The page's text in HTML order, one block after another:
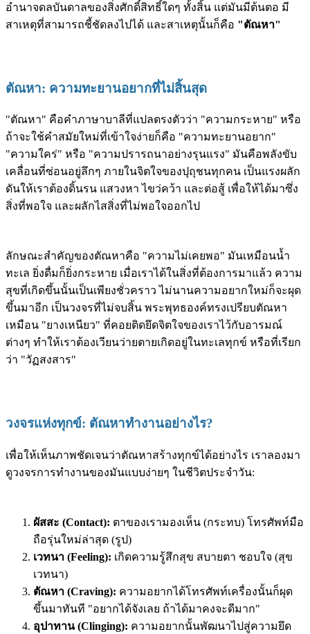
อำนาจดลบันดาลของสิ่งศักดิ์สิทธิ์ใดๆ ทั้งสิ้น แต่มันมีต้นตอ มี
สาเหตุที่สามารถชี้ชัดลงไปได้ และสาเหตุนั้นก็คือ "ตัณหา"
ตัณหา: ความทะยานอยากที่ไม่สิ้นสุด
"ตัณหา" คือคำภาษาบาลีที่แปลตรงตัวว่า "ความกระหาย" หรือ
ถ้าจะใช้คำสมัยใหม่ที่เข้าใจง่ายก็คือ "ความทะยานอยาก"
"ความใคร่" หรือ "ความปรารถนาอย่างรุนแรง" มันคือพลังขับ
เคลื่อนที่ซ่อนอยู่ลึกๆ ภายในจิตใจของปุถุชนทุกคน เป็นแรงผลัก
ดันให้เราต้องดิ้นรน แสวงหา ไขว่คว้า และต่อสู้ เพื่อให้ได้มาซึ่ง
สิ่งที่พอใจ และผลักไสสิ่งที่ไม่พอใจออกไป
ลักษณะสำคัญของตัณหาคือ "ความไม่เคยพอ" มันเหมือนน้ำ
ทะเล ยิ่งดื่มก็ยิ่งกระหาย เมื่อเราได้ในสิ่งที่ต้องการมาแล้ว ความ
สุขที่เกิดขึ้นนั้นเป็นเพียงชั่วคราว ไม่นานความอยากใหม่ก็จะผุด
ขึ้นมาอีก เป็นวงจรที่ไม่จบสิ้น พระพุทธองค์ทรงเปรียบตัณหา
เหมือน "ยางเหนียว" ที่คอยติดยึดจิตใจของเราไว้กับอารมณ์
ต่างๆ ทำให้เราต้องเวียนว่ายตายเกิดอยู่ในทะเลทุกข์ หรือที่เรียก
ว่า "วัฏสงสาร"
วงจรแห่งทุกข์: ตัณหาทำงานอย่างไร?
เพื่อให้เห็นภาพชัดเจนว่าตัณหาสร้างทุกข์ได้อย่างไร เราลองมา
ดูวงจรการทำงานของมันแบบง่ายๆ ในชีวิตประจำวัน:
ผัสสะ (Contact): ตาของเรามองเห็น (กระทบ) โทรศัพท์มือ
ถือรุ่นใหม่ล่าสุด (รูป)
เวทนา (Feeling): เกิดความรู้สึกสุข สบายตา ชอบใจ (สุข
เวทนา)
ตัณหา (Craving): ความอยากได้โทรศัพท์เครื่องนั้นก็ผุด
ขึ้นมาทันที "อยากได้จังเลย ถ้าได้มาคงจะดีมาก"
อุปาทาน (Clinging): ความอยากนั้นพัฒนาไปสู่ความยึด